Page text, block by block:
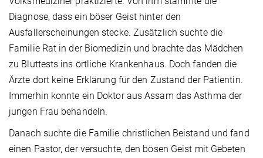
Diagnose, dass ein böser Geist hinter den
Ausfallerscheinungen stecke. Zusätzlich suchte die
Familie Rat in der Biomedizin und brachte das Mädchen
zu Bluttests ins örtliche Krankenhaus. Doch fanden die
Ärzte dort keine Erklärung für den Zustand der Patientin.
Immerhin konnte ein Doktor aus Assam das Asthma der
jungen Frau behandeln.
Danach suchte die Familie christlichen Beistand und fand
einen Pastor, der versuchte, den bösen Geist mit Gebeten